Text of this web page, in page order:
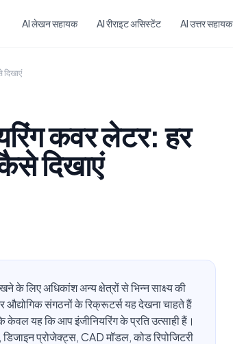
AI लेखन सहायक AI रीराइट असिस्टेंट AI उत्तर सहायक
दिखाएं
कवर लेटर: हर
दिखाएं
के लिए अधिकांश अन्य क्षेत्रों से भिन्न साक्ष्य की
औद्योगिक संगठनों के रिक्रूटर्स यह देखना चाहते हैं
यह कि आप इंजीनियरिंग के प्रति उत्साही हैं।
प्रोजेक्ट्स, CAD मॉडल, कोड रिपोजिटरी